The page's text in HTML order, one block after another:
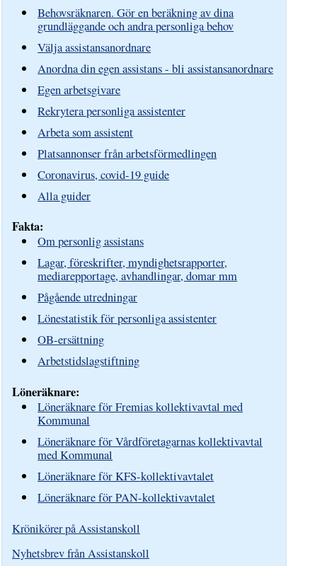
Behovsräknaren. Gör en beräkning av dina
grundläggande och andra personliga behov
Välja assistansanordnare
Anordna din egen assistans - bli assistansanordnare
Egen arbetsgivare
Rekrytera personliga assistenter
Arbeta som assistent
Platsannonser från arbetsförmedlingen
Coronavirus, covid-19 guide
Alla guider
Fakta:
Om personlig assistans
Lagar, föreskrifter, myndighetsrapporter,
mediarepportage, avhandlingar, domar mm
Pågående utredningar
Lönestatistik för personliga assistenter
OB-ersättning
Arbetstidslagstiftning
Löneräknare:
Löneräknare för Fremias kollektivavtal med
Kommunal
Löneräknare för Vårdföretagarnas kollektivavtal
med Kommunal
Löneräknare för KFS-kollektivavtalet
Löneräknare för PAN-kollektivavtalet
Krönikörer på Assistanskoll
Nyhetsbrev från Assistanskoll